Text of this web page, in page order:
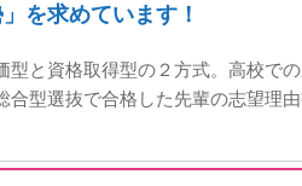
を求めています！
と資格取得型の２方式。高校で
型選抜で合格した先輩の志望理